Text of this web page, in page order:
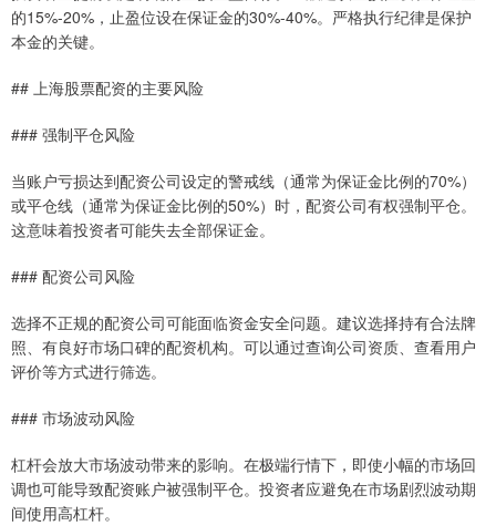
的15%-20%，止盈位设在保证金的30%-40%。严格执行纪律是保护
本金的关键。
## 上海股票配资的主要风险
### 强制平仓风险
当账户亏损达到配资公司设定的警戒线（通常为保证金比例的70%）
或平仓线（通常为保证金比例的50%）时，配资公司有权强制平仓。
这意味着投资者可能失去全部保证金。
### 配资公司风险
选择不正规的配资公司可能面临资金安全问题。建议选择持有合法牌
照、有良好市场口碑的配资机构。可以通过查询公司资质、查看用户
评价等方式进行筛选。
### 市场波动风险
杠杆会放大市场波动带来的影响。在极端行情下，即使小幅的市场回
调也可能导致配资账户被强制平仓。投资者应避免在市场剧烈波动期
间使用高杠杆。